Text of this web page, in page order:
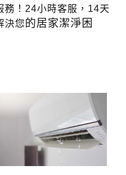
務！24小時客服，14天
決您 的居家潔淨 困